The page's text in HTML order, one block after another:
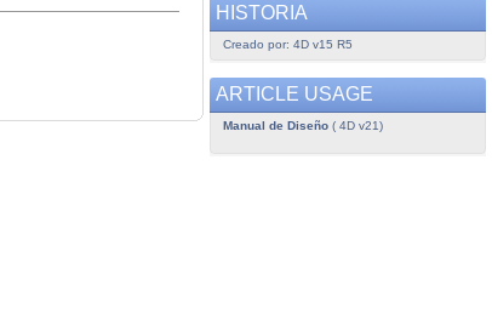
HISTORIA
Creado por: 4D v15 R5
ARTICLE USAGE
Manual de Diseño( 4D v21)